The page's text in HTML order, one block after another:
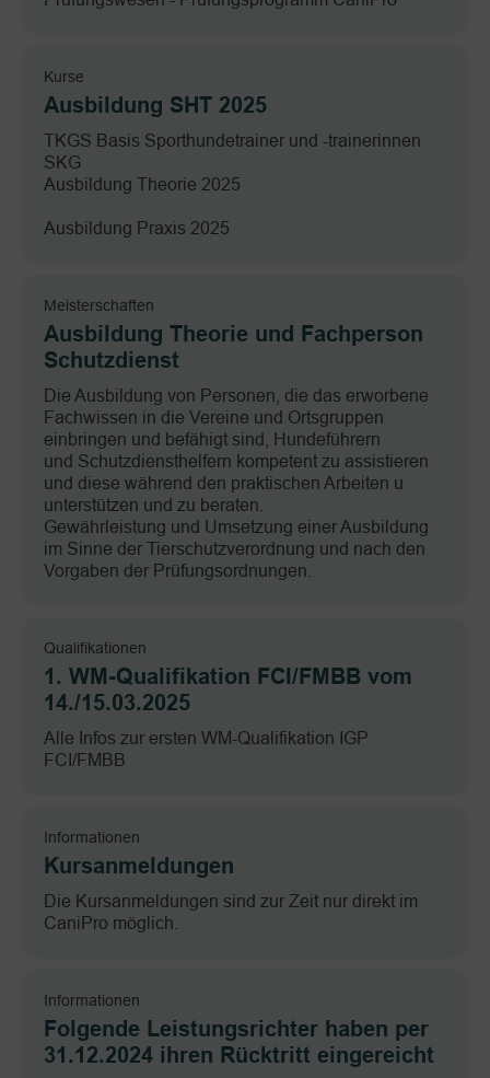
Kurse
Ausbildung SHT 2025
TKGS Basis Sporthundetrainer und -trainerinnen
SKG
Ausbildung Theorie 2025
Ausbildung Praxis 2025
Meisterschaften
Ausbildung Theorie und Fachperson
Schutzdienst
Die Ausbildung von Personen, die das erworbene
Fachwissen in die Vereine und Ortsgruppen
einbringen und befähigt sind, Hundeführern
und Schutzdiensthelfern kompetent zu assistieren
und diese während den praktischen Arbeiten u
unterstützen und zu beraten.
Gewährleistung und Umsetzung einer Ausbildung
im Sinne der Tierschutzverordnung und nach den
Vorgaben der Prüfungsordnungen.
Qualifikationen
1. WM-Qualifikation FCI/FMBB vom
14./15.03.2025
Alle Infos zur ersten WM-Qualifikation IGP
FCI/FMBB
Informationen
Kursanmeldungen
Die Kursanmeldungen sind zur Zeit nur direkt im
CaniPro möglich.
Informationen
Folgende Leistungsrichter haben per
31.12.2024 ihren Rücktritt eingereicht